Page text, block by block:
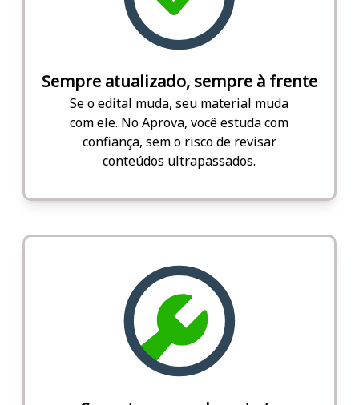
Sempre atualizado, sempre à frente
Se o edital muda, seu material muda
com ele. No Aprova, você estuda com
confiança, sem o risco de revisar
conteúdos ultrapassados.